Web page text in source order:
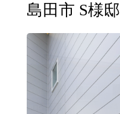
島田市 S様邸